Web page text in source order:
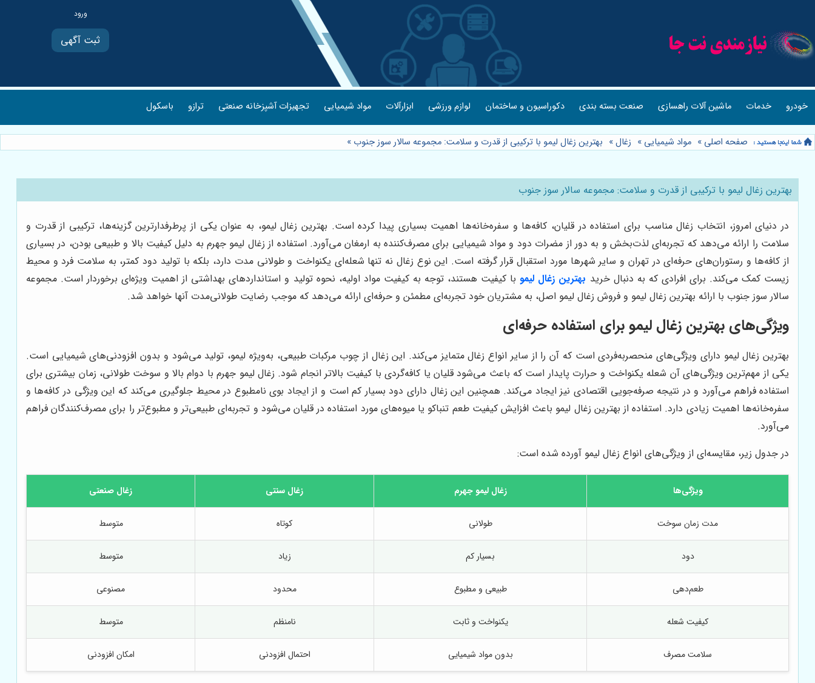
ثبت آگهی
خودرو خدمات ماشین آلات راهسازی صنعت بسته بندی دکوراسیون و ساختمان لوازم ورزشی ابزارآلات مواد شیمیایی تجهیزات آشپزخانه صنعتی ترازو باسکول
صفحه اصلی » مواد شیمیایی » زغال» بهترین زغال لیمو با ترکیبی از قدرت و سلامت: مجموعه سالار سوز جنوب »
بهترین زغال لیمو با ترکیبی از قدرت و سلامت: مجموعه سالار سوز جنوب
در دنیای امروز، انتخاب زغال مناسب برای استفاده در قلیان، کافه‌ها و سفره‌خانه‌ها اهمیت بسیاری پیدا کرده است. بهترین زغال لیمو، به عنوان یکی از پرطرفدارترین گزینه‌ها، ترکیبی از قدرت و
سلامت را ارائه می‌دهد که تجربه‌ای لذت‌بخش و به دور از مضرات دود و مواد شیمیایی برای مصرف‌کننده به ارمغان می‌آورد. استفاده از زغال لیمو جهرم به دلیل کیفیت بالا و طبیعی بودن، در بسیاری
از کافه‌ها و رستوران‌های حرفه‌ای در تهران و سایر شهرها مورد استقبال قرار گرفته است. این نوع زغال نه تنها شعله‌ای یکنواخت و طولانی مدت دارد، بلکه با تولید دود کمتر، به سلامت فرد و محیط
زیست کمک می‌کند. برای افرادی که به دنبال خرید بهترین زغال لیمو با کیفیت هستند، توجه به کیفیت مواد اولیه، نحوه تولید و استانداردهای بهداشتی از اهمیت ویژه‌ای برخوردار است. مجموعه
سالار سوز جنوب با ارائه بهترین زغال لیمو و فروش زغال لیمو اصل، به مشتریان خود تجربه‌ای مطمئن و حرفه‌ای ارائه می‌دهد که موجب رضایت طولانی‌مدت آنها خواهد شد.
ویژگی‌های بهترین زغال لیمو برای استفاده حرفه‌ای
بهترین زغال لیمو دارای ویژگی‌های منحصربه‌فردی است که آن را از سایر انواع زغال متمایز می‌کند. این زغال از چوب مرکبات طبیعی، به‌ویژه لیمو، تولید می‌شود و بدون افزودنی‌های شیمیایی است.
یکی از مهم‌ترین ویژگی‌های آن شعله یکنواخت و حرارت پایدار است که باعث می‌شود قلیان یا کافه‌گردی با کیفیت بالاتر انجام شود. زغال لیمو جهرم با دوام بالا و سوخت طولانی، زمان بیشتری برای
استفاده فراهم می‌آورد و در نتیجه صرفه‌جویی اقتصادی نیز ایجاد می‌کند. همچنین این زغال دارای دود بسیار کم است و از ایجاد بوی نامطبوع در محیط جلوگیری می‌کند که این ویژگی در کافه‌ها و
سفره‌خانه‌ها اهمیت زیادی دارد. استفاده از بهترین زغال لیمو باعث افزایش کیفیت طعم تنباکو یا میوه‌های مورد استفاده در قلیان می‌شود و تجربه‌ای طبیعی‌تر و مطبوع‌تر را برای مصرف‌کنندگان فراهم
می‌آورد.
در جدول زیر، مقایسه‌ای از ویژگی‌های انواع زغال لیمو آورده شده است:
ویژگی‌ها زغال لیمو جهرم زغال سنتی زغال صنعتی
مدت زمان سوخت طولانی کوتاه متوسط
دود بسیار کم زیاد متوسط
طعم‌دهی طبیعی و مطبوع محدود مصنوعی
کیفیت شعله یکنواخت و ثابت نامنظم متوسط
سلامت مصرف بدون مواد شیمیایی احتمال افزودنی امکان افزودنی